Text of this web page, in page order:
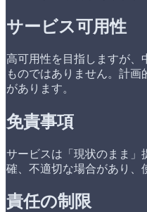
サービス可用性
高可用性を目指しますが、
ものではありません。計画
があります。
免責事項
サービスは「現状のまま」
確、不適切な場合があり、
責任の制限